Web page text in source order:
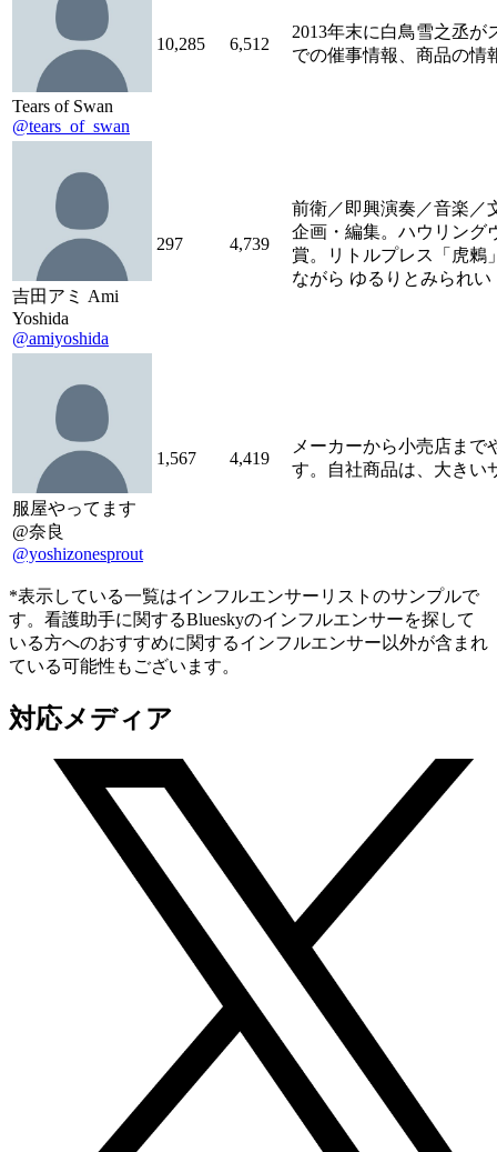
Tears of Swan
@tears_of_swan
10,285 6,512
2013年末に白鳥雪之丞が
での催事情報、商品の情
吉田アミ Ami
Yoshida
@amiyoshida
297 4,739
前衛／即興演奏／音楽／
企画・編集。ハウリング
賞。リトルプレス「虎鶫
ながら ゆるりとみられい
服屋やってます
@奈良
@yoshizonesprout
1,567 4,419
メーカーから小売店ま
す。自社商品は、大きい
*表示している一覧はインフルエンサーリストのサンプルで
す。看護助手に関するBlueskyのインフルエンサーを探して
いる方へのおすすめに関するインフルエンサー以外が含まれ
ている可能性もございます。
対応メディア